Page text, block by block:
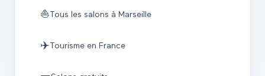
⛵ Tous les salons à Marseille
✈️ Tourismeen France